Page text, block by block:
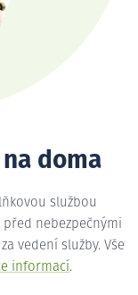
doma
službou
před nebezpečnými
vedení služby. Vše
informací.